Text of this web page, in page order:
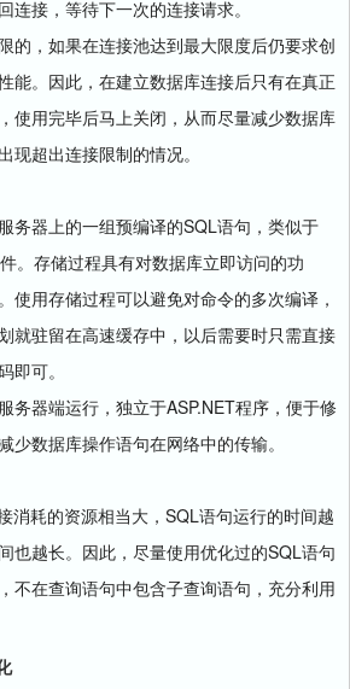
连接，等待下一次的连接请求。
，如果在连接池达到最大限度后仍要求创
能。因此，在建立数据库连接后只有在真正
使用完毕后马上关闭，从而尽量减少数据库
现超出连接限制的情况。
器上的一组预编译的SQL语句，类似于
。存储过程具有对数据库立即访问的功
使用存储过程可以避免对命令的多次编译，
就驻留在高速缓存中，以后需要时只需直接
即可。
器端运行，独立于ASP.NET程序，便于修
少数据库操作语句在网络中的传输。
消耗的资源相当大， SQL语句运行的时间越
也越长。因此，尽量使用优化过的SQL语句
不在查询语句中包含子查询语句，充分利用